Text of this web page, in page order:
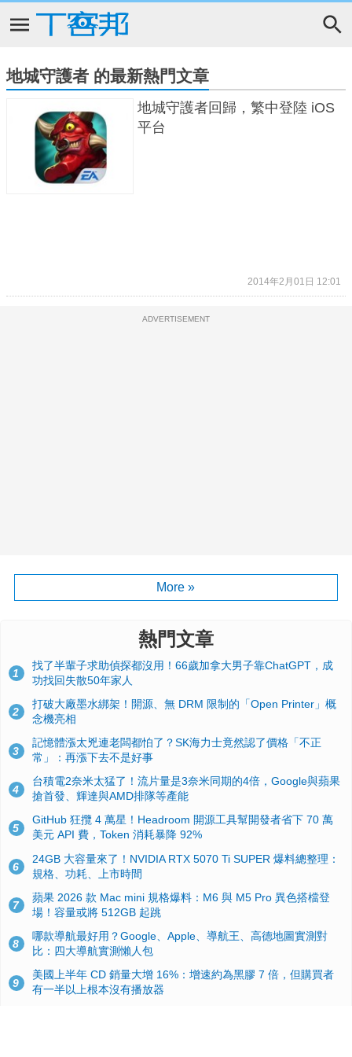
地城守護者 的最新熱門文章
地城守護者回歸，繁中登陸 iOS
平台
2014年2月01日 12:01
ADVERTISEMENT
More »
熱門文章
1
找了半輩子求助偵探都沒用！66歲加拿大男子靠ChatGPT，成
功找回失散50年家人
2
打破大廠墨水綁架！開源、無 DRM 限制的「Open Printer」概
念機亮相
3
記憶體漲太兇連老闆都怕了？SK海力士竟然認了價格「不正
常」：再漲下去不是好事
4
台積電2奈米太猛了！流片量是3奈米同期的4倍，Google與蘋果
搶首發、輝達與AMD排隊等產能
5
GitHub 狂攬 4 萬星！Headroom 開源工具幫開發者省下 70 萬
美元 API 費，Token 消耗暴降 92%
6
24GB 大容量來了！NVIDIA RTX 5070 Ti SUPER 爆料總整理：
規格、功耗、上市時間
7
蘋果 2026 款 Mac mini 規格爆料：M6 與 M5 Pro 異色搭檔登
場！容量或將 512GB 起跳
8
哪款導航最好用？Google、Apple、導航王、高德地圖實測對
比：四大導航實測懶人包
9
美國上半年 CD 銷量大增 16%：增速約為黑膠 7 倍，但購買者
有一半以上根本沒有播放器